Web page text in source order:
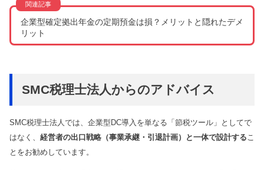
企業型確定拠出年金の定期預金は損？メリットと隠れたデメ
リット
SMC税理士法人からのアドバイス
SMC税理士法人では、企業型DC導入を単なる「節税ツール」としてで
はなく、 経営者の出口戦略（事業承継・引退計画）と一体で設計する こ
とをお勧めしています。